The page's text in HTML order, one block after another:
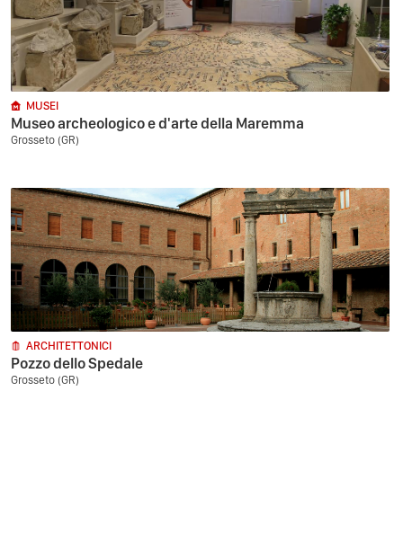
MUSEI
Museo archeologico e d'arte della Maremma
Grosseto (GR)
ARCHITETTONICI
Pozzo dello Spedale
Grosseto (GR)